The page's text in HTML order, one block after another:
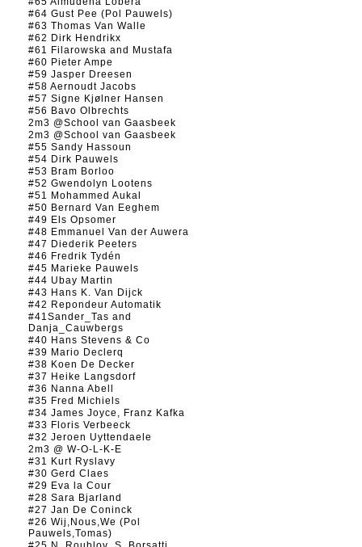
#64 Gust Pee (Pol Pauwels)
#63 Thomas Van Walle
#62 Dirk Hendrikx
#61 Filarowska and Mustafa
#60 Pieter Ampe
#59 Jasper Dreesen
#58 Aernoudt Jacobs
#57 Signe Kjølner Hansen
#56 Bavo Olbrechts
2m3 @School van Gaasbeek
2m3 @School van Gaasbeek
#55 Sandy Hassoun
#54 Dirk Pauwels
#53 Bram Borloo
#52 Gwendolyn Lootens
#51 Mohammed Aukal
#50 Bernard Van Eeghem
#49 Els Opsomer
#48 Emmanuel Van der Auwera
#47 Diederik Peeters
#46 Fredrik Tydén
#45 Marieke Pauwels
#44 Ubay Martin
#43 Hans K. Van Dijck
#42 Repondeur Automatik
#41Sander_Tas and
Danja_Cauwbergs
#40 Hans Stevens & Co
#39 Mario Declerq
#38 Koen De Decker
#37 Heike Langsdorf
#36 Nanna Abell
#35 Fred Michiels
#34 James Joyce, Franz Kafka
#33 Floris Verbeeck
#32 Jeroen Uyttendaele
2m3 @ W-O-L-K-E
#31 Kurt Ryslavy
#30 Gerd Claes
#29 Eva la Cour
#28 Sara Bjarland
#27 Jan De Coninck
#26 Wij,Nous,We (Pol
Pauwels,Tomas)